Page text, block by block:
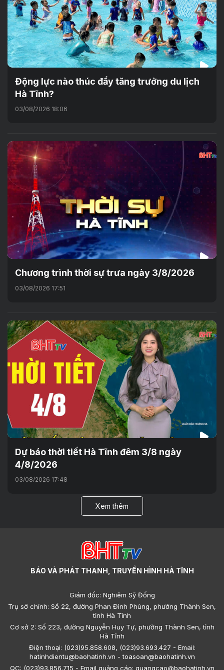
Động lực nào thúc đẩy tăng trưởng du lịch
Hà Tĩnh?
03/08/2026 18:06
Chương trình thời sự trưa ngày 3/8/2026
03/08/2026 17:51
Dự báo thời tiết Hà Tĩnh đêm 3/8 ngày
4/8/2026
03/08/2026 17:48
Xem thêm
BÁO VÀ PHÁT THANH, TRUYỀN HÌNH HÀ TĨNH
Giám đốc: Nghiêm Sỹ Đống
Trụ sở chính: Số 22, đường Phan Đình Phùng, phường Thành Sen,
tỉnh Hà Tĩnh
Cơ sở 2: Số 223, đường Nguyễn Huy Tự, phường Thành Sen, tỉnh
Hà Tĩnh
Điện thoại: (023)95.858.608, (023)93.693.427 - Email:
hatinhdientu@baohatinh.vn - toasoan@baohatinh.vn
QC: (023)93.856.715 - Email quảng cáo: quangcao@baohatinh.vn